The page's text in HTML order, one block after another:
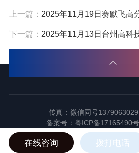
上一篇： 2025年11月19日赛默飞高分辨磁质谱（DFS）在云
下一篇： 2025年11月13日台州高科技再次选择安捷伦气质联用
传真：微信同号
备案号： 粤ICP备17165490号
2024东莞市谱标实验器材科技
在线咨询 拨打电话